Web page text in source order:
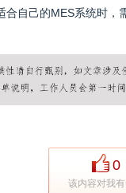
合自己的MES系统时
0
该内容对我